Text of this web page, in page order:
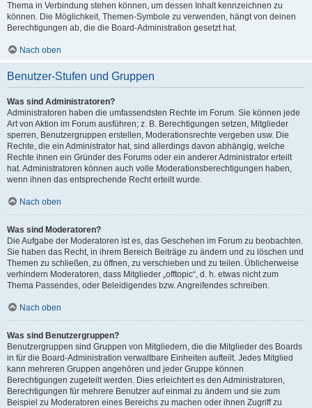
Thema in Verbindung stehen können, um dessen Inhalt kennzeichnen zu
können. Die Möglichkeit, Themen-Symbole zu verwenden, hängt von deinen
Berechtigungen ab, die die Board-Administration gesetzt hat.
Nach oben
Benutzer-Stufen und Gruppen
Was sind Administratoren?
Administratoren haben die umfassendsten Rechte im Forum. Sie können jede
Art von Aktion im Forum ausführen; z. B. Berechtigungen setzen, Mitglieder
sperren, Benutzergruppen erstellen, Moderationsrechte vergeben usw. Die
Rechte, die ein Administrator hat, sind allerdings davon abhängig, welche
Rechte ihnen ein Gründer des Forums oder ein anderer Administrator erteilt
hat. Administratoren können auch volle Moderationsberechtigungen haben,
wenn ihnen das entsprechende Recht erteilt wurde.
Nach oben
Was sind Moderatoren?
Die Aufgabe der Moderatoren ist es, das Geschehen im Forum zu beobachten.
Sie haben das Recht, in ihrem Bereich Beiträge zu ändern und zu löschen und
Themen zu schließen, zu öffnen, zu verschieben und zu teilen. Üblicherweise
verhindern Moderatoren, dass Mitglieder „offtopic“, d. h. etwas nicht zum
Thema Passendes, oder Beleidigendes bzw. Angreifendes schreiben.
Nach oben
Was sind Benutzergruppen?
Benutzergruppen sind Gruppen von Mitgliedern, die die Mitglieder des Boards
in für die Board-Administration verwaltbare Einheiten aufteilt. Jedes Mitglied
kann mehreren Gruppen angehören und jeder Gruppe können
Berechtigungen zugeteilt werden. Dies erleichtert es den Administratoren,
Berechtigungen für mehrere Benutzer auf einmal zu ändern und sie zum
Beispiel zu Moderatoren eines Bereichs zu machen oder ihnen Zugriff zu